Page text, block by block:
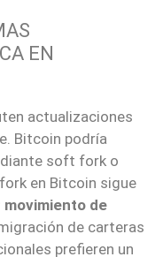
EN
actualizaciones
Bitcoin podría
soft fork o
en Bitcoin sigue
de
de carteras
prefieren un